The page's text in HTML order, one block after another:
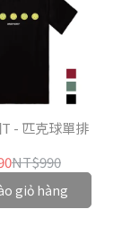
- 匹克球單排
NT$990
giỏ hàng